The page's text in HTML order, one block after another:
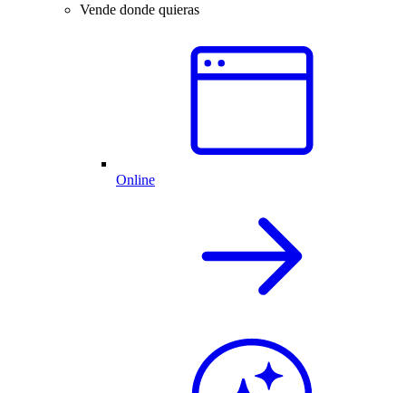
Vende donde quieras
Online